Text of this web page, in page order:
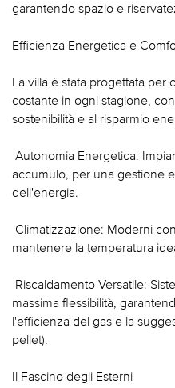
garantendo spazio e
Efficienza Energetica e
La villa è stata progettata per
costante in ogni stagione,
sostenibilità e al risparmio
 Autonomia Energetica:
accumulo, per una gestione
dell'energia.
 Climatizzazione: Moderni
mantenere la temperatura
 Riscaldamento Versatile:
massima flessibilità,
l'efficienza del gas e la
pellet).
Il Fascino degli Esterni